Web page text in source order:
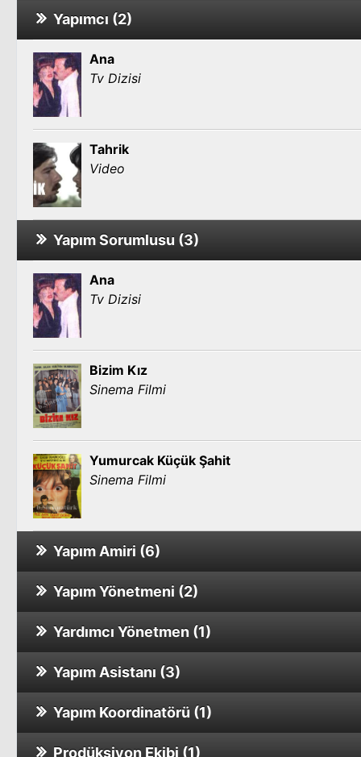
Yapımcı (2)
Ana
Tv Dizisi
Tahrik
Video
Yapım Sorumlusu (3)
Ana
Tv Dizisi
Bizim Kız
Sinema Filmi
Yumurcak Küçük Şahit
Sinema Filmi
Yapım Amiri (6)
Ölüm Bizi Bulunca
Sinema Filmi
Bir Yudum Sevgi
Yapım Yönetmeni (2)
Körebe
Sinema Filmi
İbo İle Güllüşah
Yardımcı Yönetmen (1)
Dul Bir Kadın
Sinema Filmi
Yapım Asistanı (3)
Sokaktan Gelen Kadın
Sinema Filmi
Yapım Koordinatörü (1)
Zübük
Prodüksiyon Ekibi (1)